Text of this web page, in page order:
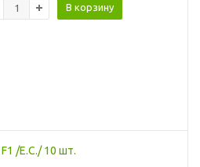
В корзину
/Е.С./ 10 шт.